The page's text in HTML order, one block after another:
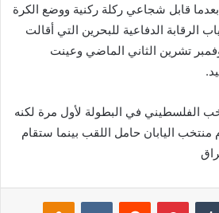
بعدما قابل شجاعي ركلة ركنية ووضع الكرة
الدفاعية للبحرين التي أقالت
تشرين الثاني الماضي وعينت
الفلسطيني في البطولة لأول مرة لكنه
اليابان حامل اللقب بينما ستقام
بينتيريست